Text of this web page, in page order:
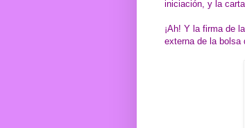
iniciación, y la
¡Ah! Y la firma de
externa de la bolsa